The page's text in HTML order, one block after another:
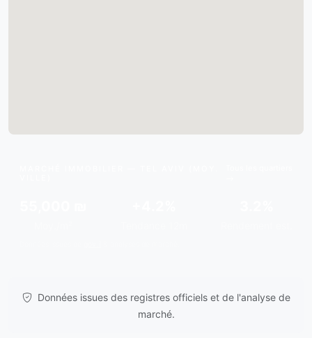
Données issues des registres officiels et de l'analyse de
marché.